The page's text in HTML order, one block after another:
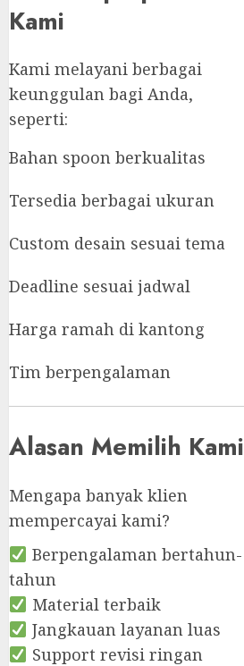
Kami
Kami melayani berbagai
keunggulan bagi Anda,
seperti:
Bahan spoon berkualitas
Tersedia berbagai ukuran
Custom desain sesuai tema
Deadline sesuai jadwal
Harga ramah di kantong
Tim berpengalaman
Alasan Memilih Kami
Mengapa banyak klien
mempercayai kami?
Berpengalaman bertahun-
tahun
Material terbaik
Jangkauan layanan luas
Support revisi ringan